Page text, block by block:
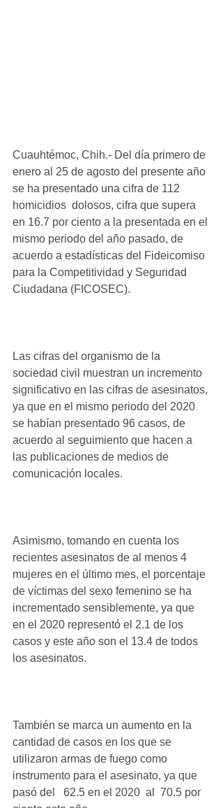
Cuauhtémoc, Chih.- Del día primero de
enero al 25 de agosto del presente año
se ha presentado una cifra de 112
homicidios  dolosos, cifra que supera
en 16.7 por ciento a la presentada en el
mismo periodo del año pasado, de
acuerdo a estadísticas del Fideicomiso
para la Competitividad y Seguridad
Ciudadana (FICOSEC).
Las cifras del organismo de la
sociedad civil muestran un incremento
significativo en las cifras de asesinatos,
ya que en el mismo periodo del 2020
se habían presentado 96 casos, de
acuerdo al seguimiento que hacen a
las publicaciones de medios de
comunicación locales.
Asimismo, tomando en cuenta los
recientes asesinatos de al menos 4
mujeres en el último mes, el porcentaje
de víctimas del sexo femenino se ha
incrementado sensiblemente, ya que
en el 2020 representó el 2.1 de los
casos y este año son el 13.4 de todos
los asesinatos.
También se marca un aumento en la
cantidad de casos en los que se
utilizaron armas de fuego como
instrumento para el asesinato, ya que
pasó del   62.5 en el 2020  al  70.5 por